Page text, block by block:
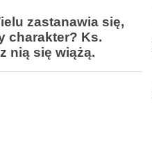
zastanawia się,
charakter? Ks.
nią się wiążą.